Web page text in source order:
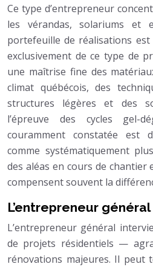
Ce type d’entrepreneur
les vérandas, solariums et
portefeuille de réalisations
exclusivement de ce type de
une maîtrise fine des
climat québécois, des
structures légères et des
l’épreuve des cycles gel-
couramment constatée est
comme systématiquement
des aléas en cours de
compensent souvent la
L’entrepreneur
L’entrepreneur général
de projets résidentiels —
rénovations majeures. Il